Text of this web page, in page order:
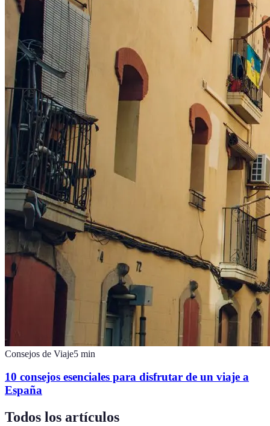
Consejos de Viaje5 min
10 consejos esenciales para disfrutar de un viaje a
España
Todos los artículos